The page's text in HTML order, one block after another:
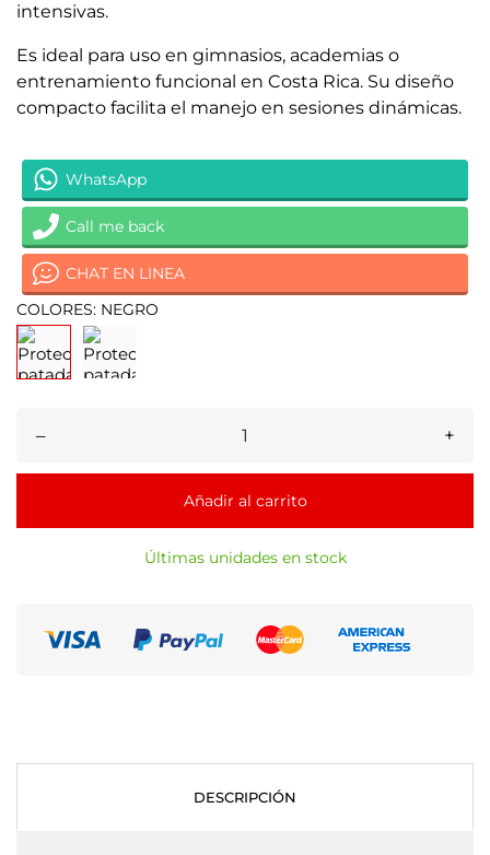
intensivas.
Es ideal para uso en gimnasios, academias o
entrenamiento funcional en Costa Rica. Su diseño
compacto facilita el manejo en sesiones dinámicas.
WhatsApp
Call me back
CHAT EN LINEA
COLORES: NEGRO
– +
Añadir al carrito
Últimas unidades en stock
DESCRIPCIÓN